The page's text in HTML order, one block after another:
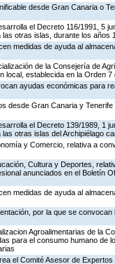
desde Gran Canaria o
el Decreto 116/1991, 5
otras islas, durante los años
medidas de ayuda al
de la Consejería de
establecida en la Orden 7
ayudas económicas para
desde Gran Canaria y
el Decreto 139/1989, 1
otras islas del Archipiélago
y Comercio, relativa a
Cultura y Deportes,
anunciados en el Boletín
medidas de ayuda al
por la que se
Agroalimentarias de la
para el consumo humano de
el Comité Asesor de Expertos